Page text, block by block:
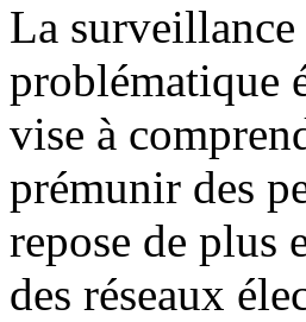
La
problématique
vise à
prémunir des
repose de plus
des réseaux